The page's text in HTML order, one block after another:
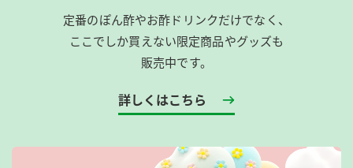
定番のぽん酢やお酢ドリンクだけでなく、
ここでしか買えない限定商品やグッズも
販売中です。
詳しくはこちら